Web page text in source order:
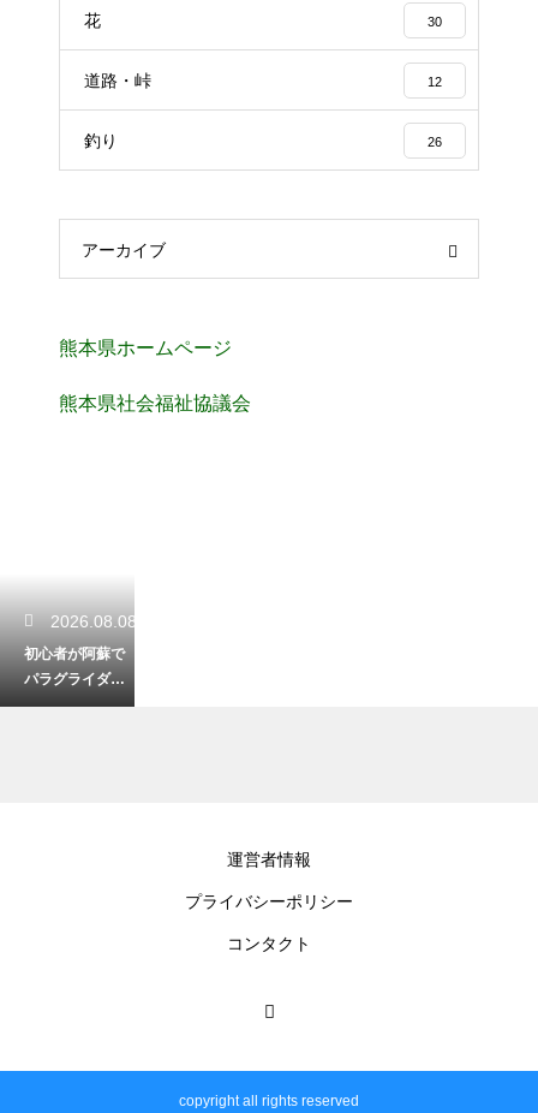
花 30
道路・峠 12
釣り 26
アーカイブ
熊本県ホームページ
熊本県社会福祉協議会
2026.08.08
初心者が阿蘇で
パラグライダー
体験！安全に楽
運営者情報
プライバシーポリシー
コンタクト
copyright all rights reserved